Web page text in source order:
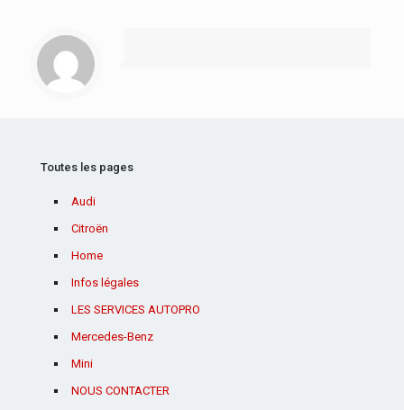
Toutes les pages
Audi
Citroën
Home
Infos légales
LES SERVICES AUTOPRO
Mercedes-Benz
Mini
NOUS CONTACTER